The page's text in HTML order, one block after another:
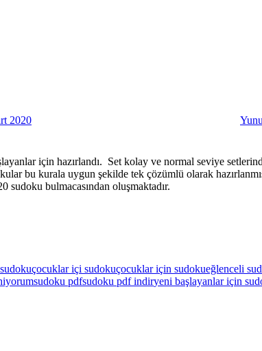
2020
için hazırlandı. Set kolay ve normal seviye
bu kurala uygun şekilde tek çözümlü olarak
sudoku bulmacasından oluşmaktadır.
çocuklar içi sudokuçocuklar için sudokueğlenceli
sudoku pdfsudoku pdf indiryeni başlayanlar için